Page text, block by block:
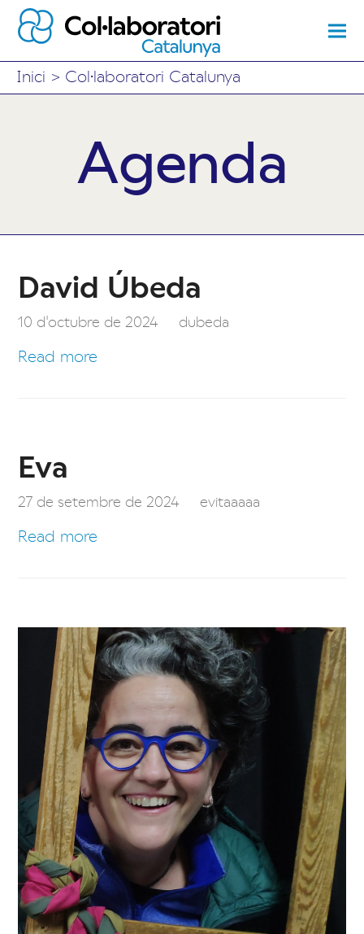
Inici > Col·laboratori Catalunya
Agenda
David Úbeda
10 d'octubre de 2024 dubeda
Read more
Eva
27 de setembre de 2024 evitaaaaa
Read more